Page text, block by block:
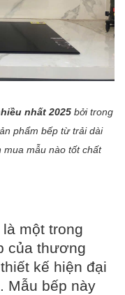
nhất 2025 bởi trong
phẩm bếp từ trải dài
mua mẫu nào tốt chất
một trong
của thương
kế hiện đại
Mẫu bếp này